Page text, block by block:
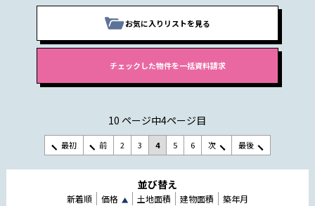
お気に入りリストを見る
10 ページ中4ページ目
最初 前 2 3 4 5 6 次 最後
並び替え
新着順 価格 土地面積 建物面積 築年月